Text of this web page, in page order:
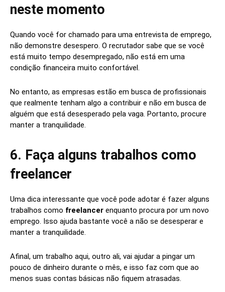
neste momento
Quando você for chamado para uma entrevista de emprego,
não demonstre desespero. O recrutador sabe que se você
está muito tempo desempregado, não está em uma
condição financeira muito confortável.
No entanto, as empresas estão em busca de profissionais
que realmente tenham algo a contribuir e não em busca de
alguém que está desesperado pela vaga. Portanto, procure
manter a tranquilidade.
6. Faça alguns trabalhos como
freelancer
Uma dica interessante que você pode adotar é fazer alguns
trabalhos como freelancer enquanto procura por um novo
emprego. Isso ajuda bastante você a não se desesperar e
manter a tranquilidade.
Afinal, um trabalho aqui, outro ali, vai ajudar a pingar um
pouco de dinheiro durante o mês, e isso faz com que ao
menos suas contas básicas não fiquem atrasadas.